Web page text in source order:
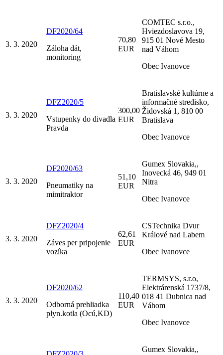
3. 3. 2020
DF2020/64
Záloha dát,
monitoring
70,80
EUR
COMTEC s.r.o.,
Hviezdoslavova 19,
915 01 Nové Mesto
nad Váhom
Obec Ivanovce
3. 3. 2020
DFZ2020/5
Vstupenky do divadla
Pravda
300,00
EUR
Bratislavské kultúrne a
informačné stredisko,
Židovská 1, 810 00
Bratislava
Obec Ivanovce
3. 3. 2020
DF2020/63
Pneumatiky na
mimitraktor
51,10
EUR
Gumex Slovakia,,
Inovecká 46, 949 01
Nitra
Obec Ivanovce
3. 3. 2020
DFZ2020/4
Záves per pripojenie
vozíka
62,61
EUR
CSTechnika Dvur
Králové nad Labem
Obec Ivanovce
3. 3. 2020
DF2020/62
Odborná prehliadka
plyn.kotla (Ocú,KD)
110,40
EUR
TERMSYS, s.r.o,
Elektrárenská 1737/8,
018 41 Dubnica nad
Váhom
Obec Ivanovce
Gumex Slovakia,,